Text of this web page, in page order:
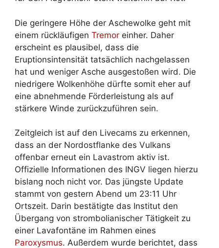
Die geringere Höhe der Aschewolke geht mit
einem rückläufigen Tremor einher. Daher
erscheint es plausibel, dass die
Eruptionsintensität tatsächlich nachgelassen
hat und weniger Asche ausgestoßen wird. Die
niedrigere Wolkenhöhe dürfte somit eher auf
eine abnehmende Förderleistung als auf
stärkere Winde zurückzuführen sein.
Zeitgleich ist auf den Livecams zu erkennen,
dass an der Nordostflanke des Vulkans
offenbar erneut ein Lavastrom aktiv ist.
Offizielle Informationen des INGV liegen hierzu
bislang noch nicht vor. Das jüngste Update
stammt von gestern Abend um 23:11 Uhr
Ortszeit. Darin bestätigte das Institut den
Übergang von strombolianischer Tätigkeit zu
einer Lavafontäne im Rahmen eines
Paroxysmus. Außerdem wurde berichtet, dass